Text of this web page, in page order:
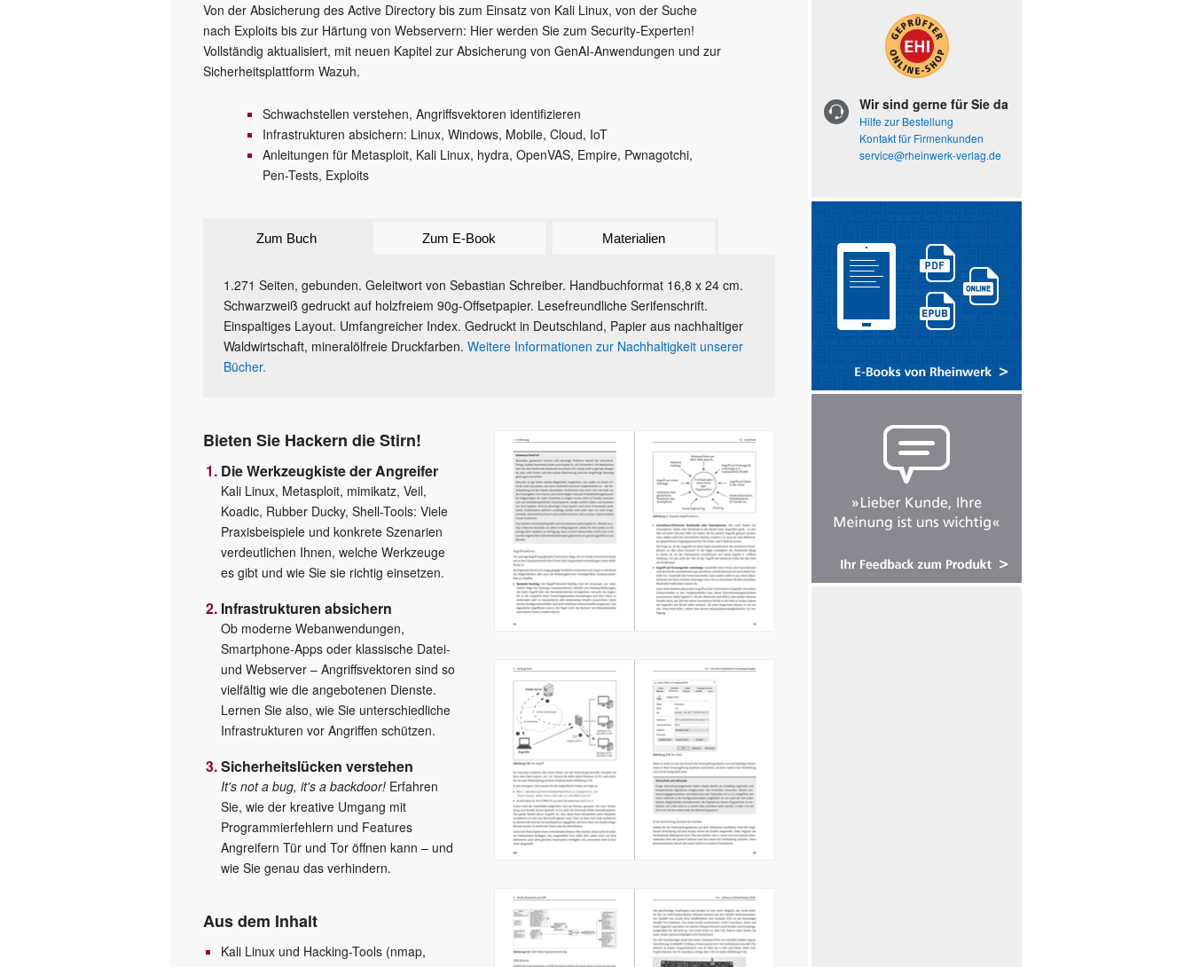
Von der Absicherung des Active Directory bis zum Einsatz von Kali Linux, von der Suche
nach Exploits bis zur Härtung von Webservern: Hier werden Sie zum Security-Experten!
Vollständig aktualisiert, mit neuen Kapitel zur Absicherung von GenAI-Anwendungen und zur
Sicherheitsplattform Wazuh.
Schwachstellen verstehen, Angriffsvektoren identifizieren
Infrastrukturen absichern: Linux, Windows, Mobile, Cloud, IoT
Anleitungen für Metasploit, Kali Linux, hydra, OpenVAS, Empire, Pwnagotchi,
Pen-Tests, Exploits
Zum Buch Zum E-Book Materialien
1.271 Seiten, gebunden. Geleitwort von Sebastian Schreiber. Handbuchformat 16,8 x 24 cm.
Schwarzweiß gedruckt auf holzfreiem 90g-Offsetpapier. Lesefreundliche Serifenschrift.
Einspaltiges Layout. Umfangreicher Index. Gedruckt in Deutschland, Papier aus nachhaltiger
Waldwirtschaft, mineralölfreie Druckfarben. Weitere Informationen zur Nachhaltigkeit unserer
Bücher.
Bieten Sie Hackern die Stirn!
Die Werkzeugkiste der Angreifer
Kali Linux, Metasploit, mimikatz, Veil,
Koadic, Rubber Ducky, Shell-Tools: Viele
Praxisbeispiele und konkrete Szenarien
verdeutlichen Ihnen, welche Werkzeuge
es gibt und wie Sie sie richtig einsetzen.
Infrastrukturen absichern
Ob moderne Webanwendungen,
Smartphone-Apps oder klassische Datei-
und Webserver – Angriffsvektoren sind so
vielfältig wie die angebotenen Dienste.
Lernen Sie also, wie Sie unterschiedliche
Infrastrukturen vor Angriffen schützen.
Sicherheitslücken verstehen
It's not a bug, it's a backdoor! Erfahren
Sie, wie der kreative Umgang mit
Programmierfehlern und Features
Angreifern Tür und Tor öffnen kann – und
wie Sie genau das verhindern.
Aus dem Inhalt
Kali Linux und Hacking-Tools (nmap,
Wir sind gerne für Sie da
Hilfe zur Bestellung
Kontakt für Firmenkunden
service@rheinwerk-verlag.de